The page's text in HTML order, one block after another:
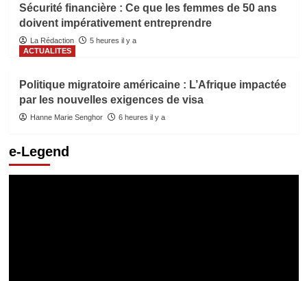
Sécurité financière : Ce que les femmes de 50 ans
doivent impérativement entreprendre
La Rédaction
5 heures il y a
ACTUALITES
Politique migratoire américaine : L’Afrique impactée
par les nouvelles exigences de visa
Hanne Marie Senghor 6 heures il y a
e-Legend